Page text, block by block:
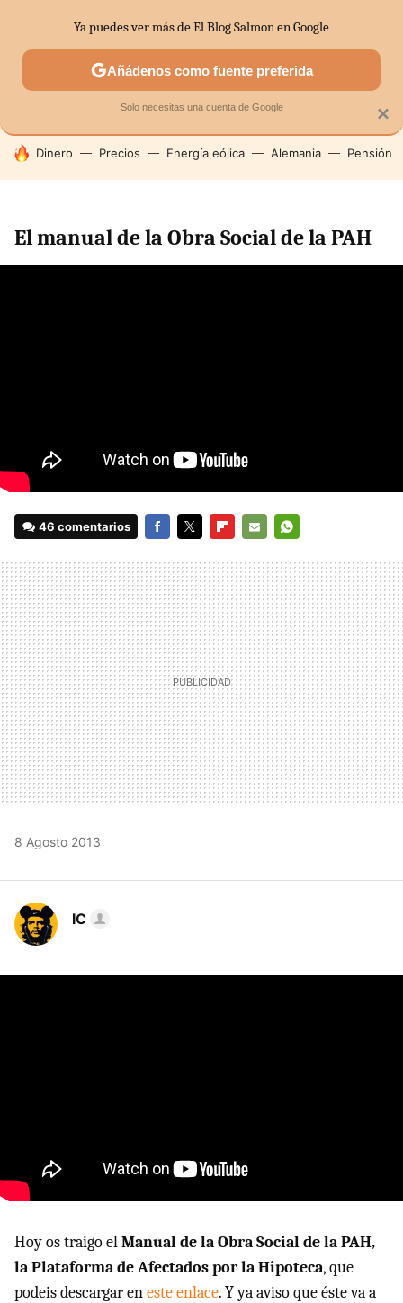
SECTORES ECONOMÍA DOMÉSTICA MERCADOS
HOY SE HABLA DE
Dinero Precios Energía eólica Alemania Pensión
El manual de la Obra Social de la PAH
46 comentarios
MAIL
8 Agosto 2013
IC
Hoy os traigo elManual de la Obra Social de la PAH,
la Plataforma de Afectados por la Hipoteca, que
podeis descargar eneste enlace. Y ya aviso que éste va a
×
Ya puedes ver más de El Blog Salmon en Google
Añádenos como fuente preferida
Solo necesitas una cuenta de Google